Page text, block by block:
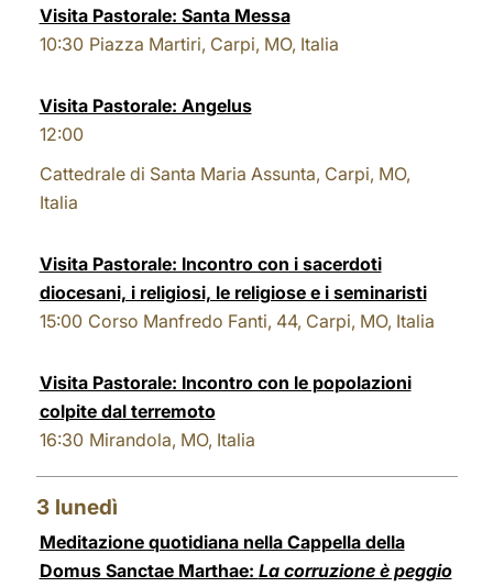
Visita Pastorale: Santa Messa
10:30 Piazza Martiri, Carpi, MO, Italia
Visita Pastorale: Angelus
12:00
Cattedrale di Santa Maria Assunta, Carpi, MO,
Italia
Visita Pastorale: Incontro con i sacerdoti
diocesani, i religiosi, le religiose e i seminaristi
15:00 Corso Manfredo Fanti, 44, Carpi, MO, Italia
Visita Pastorale: Incontro con le popolazioni
colpite dal terremoto
16:30 Mirandola, MO, Italia
3 lunedì
Meditazione quotidiana nella Cappella della
Domus Sanctae Marthae: La corruzione è peggio